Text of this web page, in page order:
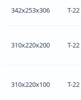
342x253x306 Т-22
310x220x200 Т-22
310x220x100 Т-22